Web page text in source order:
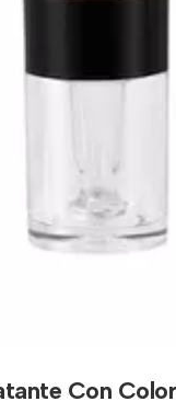
Con